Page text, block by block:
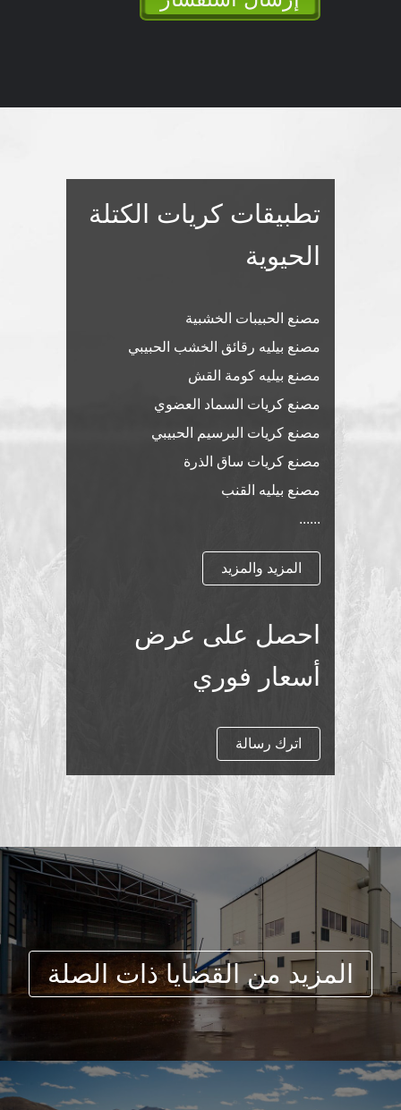
إرسال استفسار
تطبيقات كريات الكتلة
مصنع الحبيبات الخشبية
مصنع بيليه رقائق الخشب الحبيبي
مصنع بيليه كومة القش
مصنع كريات السماد العضوي
مصنع كريات البرسيم الحبيبي
مصنع كريات ساق الذرة
مصنع بيليه القنب
احصل على عرض
اترك رسالة
المزيد من القضايا ذات الصلة